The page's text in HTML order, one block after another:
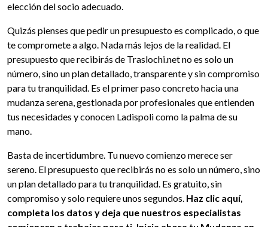
elección del socio adecuado.
Quizás pienses que pedir un presupuesto es complicado, o que
te compromete a algo. Nada más lejos de la realidad. El
presupuesto que recibirás de Traslochi.net no es solo un
número, sino un plan detallado, transparente y sin compromiso
para tu tranquilidad. Es el primer paso concreto hacia una
mudanza serena, gestionada por profesionales que entienden
tus necesidades y conocen Ladispoli como la palma de su
mano.
Basta de incertidumbre. Tu nuevo comienzo merece ser
sereno. El presupuesto que recibirás no es solo un número, sino
un plan detallado para tu tranquilidad. Es gratuito, sin
compromiso y solo requiere unos segundos. Haz clic aquí,
completa los datos y deja que nuestros especialistas